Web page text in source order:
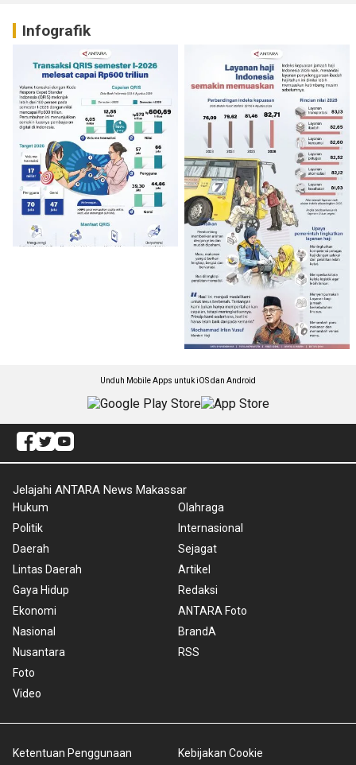
Infografik
Unduh Mobile Apps untuk iOS dan Android
Jelajahi ANTARA News Makassar
Hukum
Politik
Daerah
Lintas Daerah
Gaya Hidup
Ekonomi
Nasional
Nusantara
Foto
Video
Olahraga
Internasional
Sejagat
Artikel
Redaksi
ANTARA Foto
BrandA
RSS
Ketentuan Penggunaan Kebijakan Cookie